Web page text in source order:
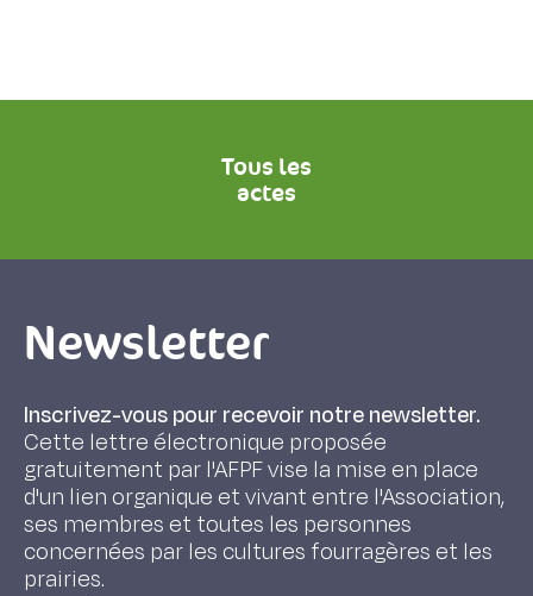
Tous les
actes
Newsletter
Inscrivez-vous pour recevoir notre newsletter.
Cette lettre électronique proposée
gratuitement par l'AFPF vise la mise en place
d'un lien organique et vivant entre l'Association,
ses membres et toutes les personnes
concernées par les cultures fourragères et les
prairies.